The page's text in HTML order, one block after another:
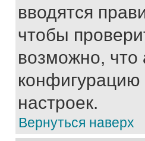
вводятся
чтобы
возможно, что
настроек.
Вернуться наверх